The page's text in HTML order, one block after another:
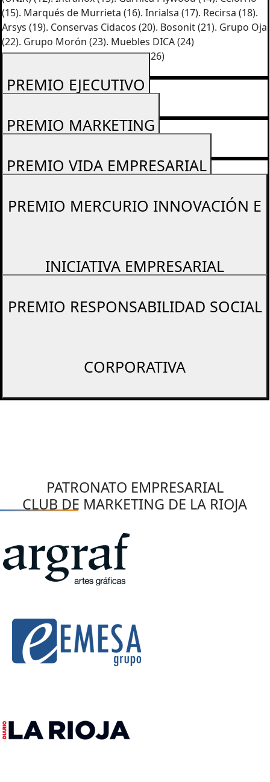
(15). Marqués de Murrieta (16). Inrialsa (17). Recirsa (18).
Arsys (19). Conservas Cidacos (20). Bosonit (21). Grupo Oja
(22). Grupo Morón (23). Muebles DICA (24)
Nuevecuatrouno (25) Grupo JIG (26)
PREMIO EJECUTIVO
PREMIO MARKETING
PREMIO VIDA EMPRESARIAL
PREMIO MERCURIO INNOVACIÓN E
INICIATIVA EMPRESARIAL
PREMIO RESPONSABILIDAD SOCIAL
CORPORATIVA
PATRONATO EMPRESARIAL
CLUB DE MARKETING DE LA RIOJA